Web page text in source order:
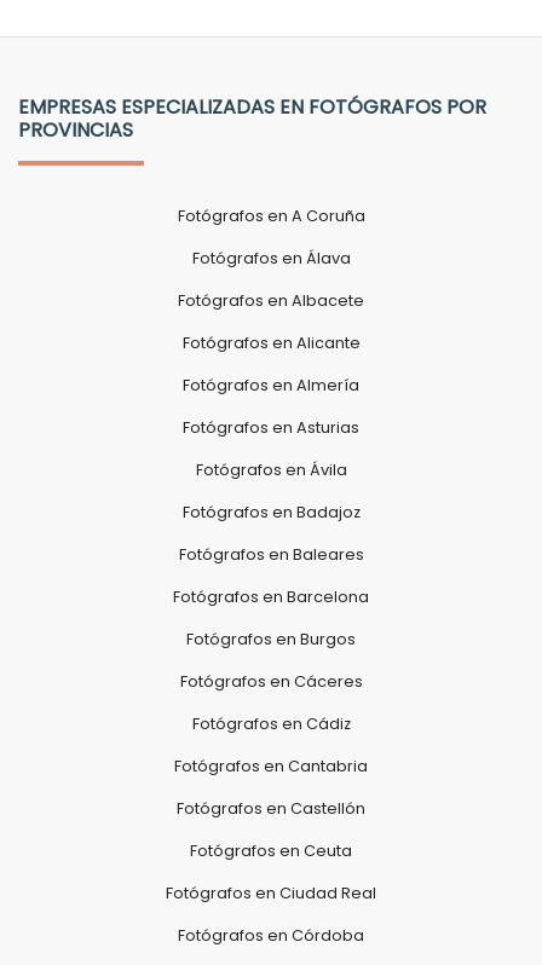
EMPRESAS ESPECIALIZADAS EN FOTÓGRAFOS POR
PROVINCIAS
Fotógrafos en A Coruña
Fotógrafos en Álava
Fotógrafos en Albacete
Fotógrafos en Alicante
Fotógrafos en Almería
Fotógrafos en Asturias
Fotógrafos en Ávila
Fotógrafos en Badajoz
Fotógrafos en Baleares
Fotógrafos en Barcelona
Fotógrafos en Burgos
Fotógrafos en Cáceres
Fotógrafos en Cádiz
Fotógrafos en Cantabria
Fotógrafos en Castellón
Fotógrafos en Ceuta
Fotógrafos en Ciudad Real
Fotógrafos en Córdoba